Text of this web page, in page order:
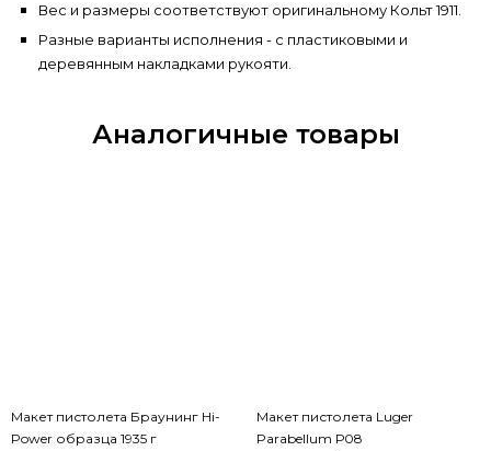
Вес и размеры соответствуют оригинальному Кольт 1911.
Разные варианты исполнения - с пластиковыми и
деревянным накладками рукояти.
Аналогичные товары
Макет пистолета Браунинг Hi-
Power образца 1935 г
Макет пистолета Luger
Parabellum Р08